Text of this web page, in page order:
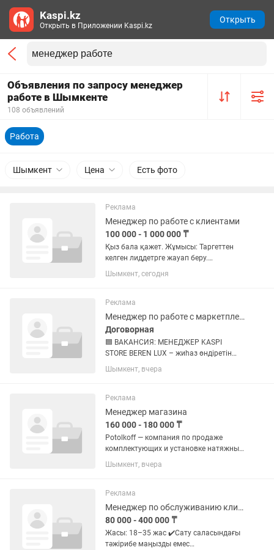
Объявления по запросу менеджер
работе в Шымкенте
108 объявлений
Работа
Шымкент Цена Есть фото
Реклама
Менеджер по работе с клиентами
100 000 - 1 000 000 ₸
Қыз бала қажет. Жұмысы: Таргеттен
келген лиддетрге жауап беру.
Клиенттермен сөйлесу. Тауармен
прайспен таныстыру. Жұмыс офисте.
Айлық: Оклад 100000 + процент от...
Шымкент, сегодня
Реклама
Менеджер по работе с маркетплейсами
Договорная
🟦 ВАКАНСИЯ: МЕНЕДЖЕР KASPI
STORE BEREN LUX – жиһаз өндіретін
компанияға Kaspi магазинін жүргізетін
маман қажет. 📌 Міндеттері: •Kaspi
сипаттама дұрыс...
Шымкент, вчера
Реклама
Менеджер магазина
160 000 - 180 000 ₸
Potolkoff — компания по продаже
комплектующих и установке натяжных
потолков. Уже более 5 лет мы успешно
работаем в Шымкенте и продолжаем
ответственного,...
Шымкент, вчера
Реклама
Менеджер по обслуживанию клиентов
80 000 - 400 000 ₸
Жасы: 18–35 жас ✔️Сату саласындағы
тәжірибе маңызды емес
Kaspi.kz
Открыть в Приложении Kaspi.kz
Открыть